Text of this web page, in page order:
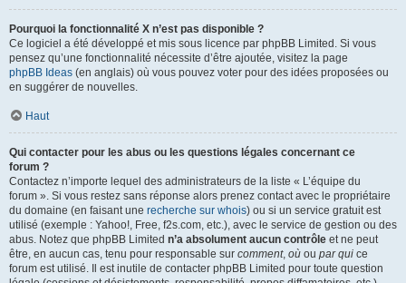
Pourquoi la fonctionnalité X n’est pas disponible ?
Ce logiciel a été développé et mis sous licence par phpBB Limited. Si vous
pensez qu’une fonctionnalité nécessite d’être ajoutée, visitez la page
phpBB Ideas (en anglais) où vous pouvez voter pour des idées proposées ou
en suggérer de nouvelles.
Haut
Qui contacter pour les abus ou les questions légales concernant ce
forum ?
Contactez n’importe lequel des administrateurs de la liste « L’équipe du
forum ». Si vous restez sans réponse alors prenez contact avec le propriétaire
du domaine (en faisant une recherche sur whois) ou si un service gratuit est
utilisé (exemple : Yahoo!, Free, f2s.com, etc.), avec le service de gestion ou des
abus. Notez que phpBB Limited n’a absolument aucun contrôle et ne peut
être, en aucun cas, tenu pour responsable sur comment, où ou par qui ce
forum est utilisé. Il est inutile de contacter phpBB Limited pour toute question